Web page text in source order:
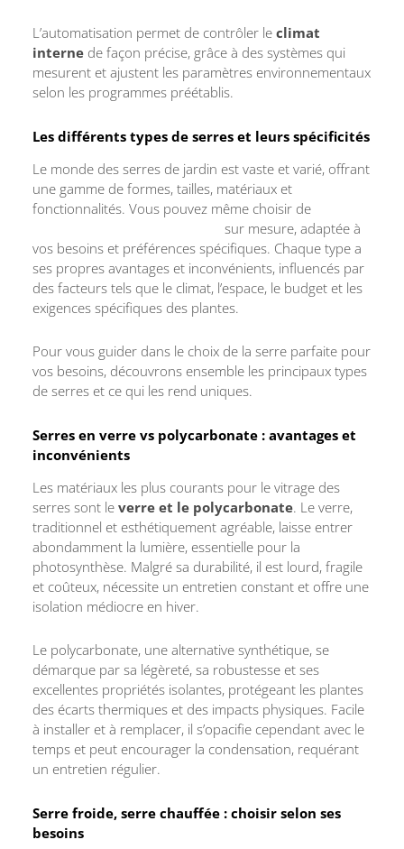
L’automatisation permet de contrôler leclimat
interne de façon précise, grâce à des systèmes qui
mesurent et ajustent les paramètres environnementaux
selon les programmes préétablis.
Les différents types de serres et leurs spécificités
Le monde des serres de jardin est vaste et varié, offrant
une gamme de formes, tailles, matériaux et
fonctionnalités. Vous pouvez même choisir de
sur mesure, adaptée à
vos besoins et préférences spécifiques. Chaque type a
ses propres avantages et inconvénients, influencés par
des facteurs tels que le climat, l’espace, le budget et les
exigences spécifiques des plantes.
Pour vous guider dans le choix de la serre parfaite pour
vos besoins, découvrons ensemble les principaux types
de serres et ce qui les rend uniques.
Serres en verre vs polycarbonate : avantages et
inconvénients
Les matériaux les plus courants pour le vitrage des
serres sont leverre et le polycarbonate. Le verre,
traditionnel et esthétiquement agréable, laisse entrer
abondamment la lumière, essentielle pour la
photosynthèse. Malgré sa durabilité, il est lourd, fragile
et coûteux, nécessite un entretien constant et offre une
isolation médiocre en hiver.
Le polycarbonate, une alternative synthétique, se
démarque par sa légèreté, sa robustesse et ses
excellentes propriétés isolantes, protégeant les plantes
des écarts thermiques et des impacts physiques. Facile
à installer et à remplacer, il s’opacifie cependant avec le
temps et peut encourager la condensation, requérant
un entretien régulier.
Serre froide, serre chauffée : choisir selon ses
besoins